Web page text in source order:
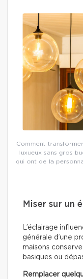
Comment
luxueux sans gros
qui ont de la
Miser sur un
L’éclairage
générale d’une
maisons
basiques ou
Remplacer